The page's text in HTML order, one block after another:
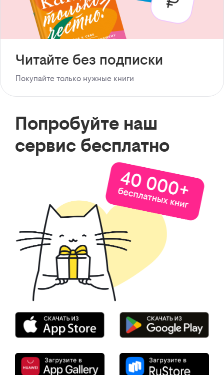
Читайте без подписки
Покупайте только нужные книги
Попробуйте наш
сервис бесплатно